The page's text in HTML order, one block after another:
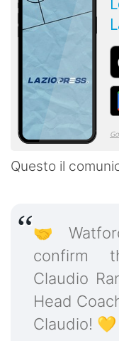
Questo il
🤝
confirm
Claudio
Head
Claudio! 💛